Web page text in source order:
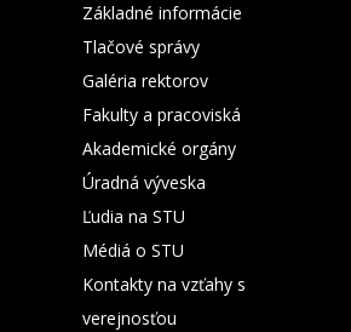
Základné informácie
Tlačové správy
Galéria rektorov
Fakulty a pracoviská
Akademické orgány
Úradná výveska
Ľudia na STU
Médiá o STU
Kontakty na vzťahy s
verejnosťou